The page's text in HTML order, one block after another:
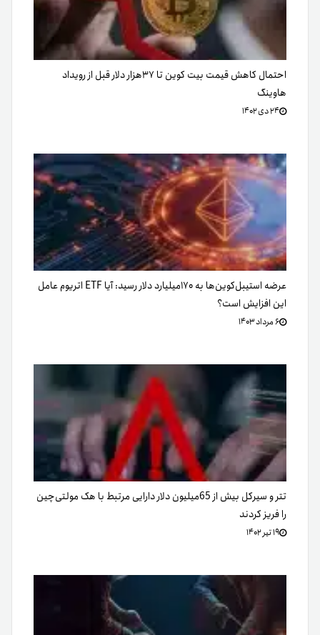
احتمال کاهش قیمت بیت کوین تا ۳۷هزار دلار قبل از رویداد
هاوینگ
۲۴ دی ۱۴۰۲
عرضه استیبل‌کوین‌ها به ۱۷۰میلیارد دلار رسید: آیا ETF اتریوم عامل
این افزایش است؟
۶ مرداد ۱۴۰۳
تتر و سیرکل بیش از 65میلیون دلار دارایی مرتبط با هک مولتی‌چین
را فریز کردند
۱۹ تیر ۱۴۰۲